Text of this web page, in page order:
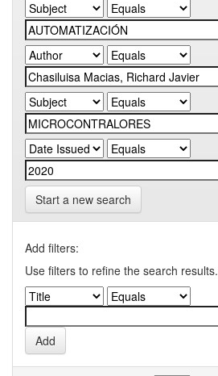
Start a new search
Add filters:
Use filters to refine the search results.